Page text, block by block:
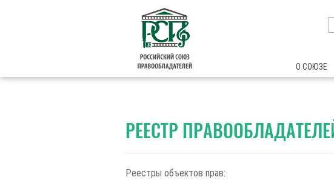
О СОЮЗЕ
РЕЕСТР
Реестры объектов прав: